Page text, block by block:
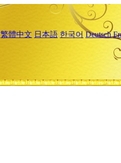
繁體中文 日本語 한국어 Deutsch